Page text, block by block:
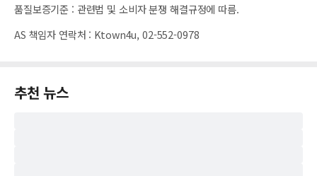
품질보증기준 : 관련법 및 소비자 분쟁 해결규정에 따름.
AS 책임자 연락처 : Ktown4u, 02-552-0978
추천 뉴스